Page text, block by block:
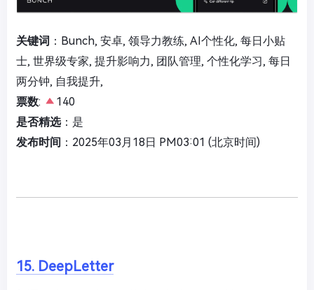
关键词 ：Bunch, 安卓, 领导力教练, AI个性化, 每日小贴
士, 世界级专家, 提升影响力, 团队管理, 个性化学习, 每日
两分钟, 自我提升,
票数:
140
是否精选：是
发布时间 ：2025年03月18日 PM03:01 (北京时间)
15. DeepLetter